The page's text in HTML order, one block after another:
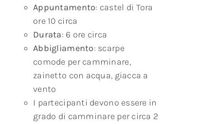
Appuntamento: castel di Tora
ore 10 circa
Durata: 6 ore circa
Abbigliamento: scarpe
comode per camminare,
zainetto con acqua, giacca a
vento
I partecipanti devono essere in
grado di camminare per circa 2